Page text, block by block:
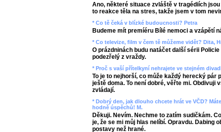
Ano, některé situace zvláště v tragédiích
to reakce těla na stres, takže jsem v tom
* Co tě čeká v blízké budoucnosti? Petra
Budeme mít premíéru Bílé nemoci a vzápětí
* Co televize, film v čem tě můžeme vidět? Dita,
O prázdninách budu natáčet další sérii
podezřelý z vraždy.
* Proč s vaší přítelkyní nehrajete ve stejném
To je to nejhorší, co může každý herecký pár
ještě doma. To není dobré, věřte mi. Obdivuji
zvládají.
* Dobrý den, jak dlouho chcete hrát ve VČD?
hodně úspěchů! M.
Děkuji. Nevím. Nechme to zatím sudičkám.
je, že se mi můj hlas nelíbí. Opravdu. Dabing
postavy než hrané.